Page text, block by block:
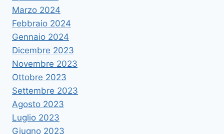
Marzo 2024
Febbraio 2024
Gennaio 2024
Dicembre 2023
Novembre 2023
Ottobre 2023
Settembre 2023
Agosto 2023
Luglio 2023
Giugno 2023